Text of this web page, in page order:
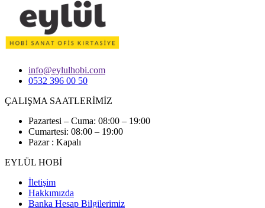
info@eylulhobi.com
0532 396 00 50
ÇALIŞMA SAATLERİMİZ
Pazartesi – Cuma: 08:00 – 19:00
Cumartesi: 08:00 – 19:00
Pazar : Kapalı
EYLÜL HOBİ
İletişim
Hakkımızda
Banka Hesap Bilgilerimiz